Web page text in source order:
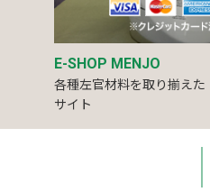
E-SHOP MENJO
各種左官材料を取り揃えた
サイト